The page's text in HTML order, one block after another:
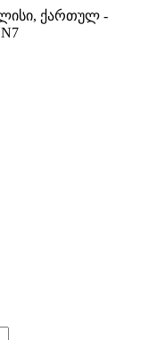
ქართულ -